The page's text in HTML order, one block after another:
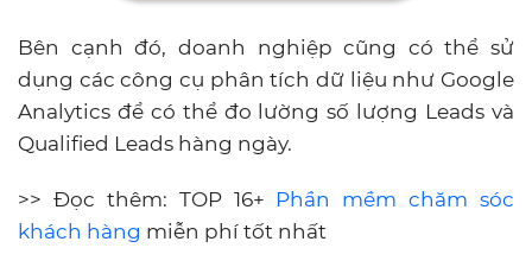
Bên cạnh đó, doanh nghiệp cũng có thể sử
dụng các công cụ phân tích dữ liệu như Google
Analytics để có thể đo lường số lượng Leads và
Qualified Leads hàng ngày.
>> Đọc thêm: TOP 16+ Phần mềm chăm sóc
khách hàng miễn phí tốt nhất